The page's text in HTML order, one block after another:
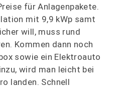
für Anlagenpakete.
mit 9,9 kWp samt
will, muss rund
Kommen dann noch
sowie ein Elektroauto
wird man leicht bei
landen. Schnell